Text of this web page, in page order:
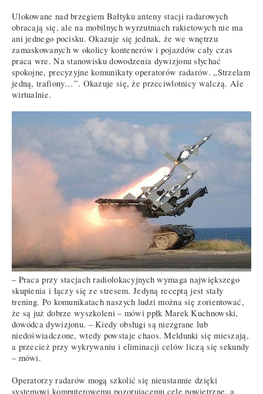
Ulokowane nad brzegiem Bałtyku anteny stacji radarowych
obracają się, ale na mobilnych wyrzutniach rakietowych nie ma
ani jednego pocisku. Okazuje się jednak, że we wnętrzu
zamaskowanych w okolicy kontenerów i pojazdów cały czas
praca wre. Na stanowisku dowodzenia dywizjonu słychać
spokojne, precyzyjne komunikaty operatorów radarów. „Strzelam
jedną, trafiony…”. Okazuje się, że przeciwlotnicy walczą. Ale
wirtualnie.
– Praca przy stacjach radiolokacyjnych wymaga największego
skupienia i łączy się ze stresem. Jedyną receptą jest stały
trening. Po komunikatach naszych ludzi można się zorientować,
że są już dobrze wyszkoleni – mówi ppłk Marek Kuchnowski,
dowódca dywizjonu. – Kiedy obsługi są niezgrane lub
niedoświadczone, wtedy powstaje chaos. Meldunki się mieszają,
a przecież przy wykrywaniu i eliminacji celów liczą się sekundy
– mówi.
Operatorzy radarów mogą szkolić się nieustannie dzięki
systemowi komputerowemu pozorującemu cele powietrzne, a